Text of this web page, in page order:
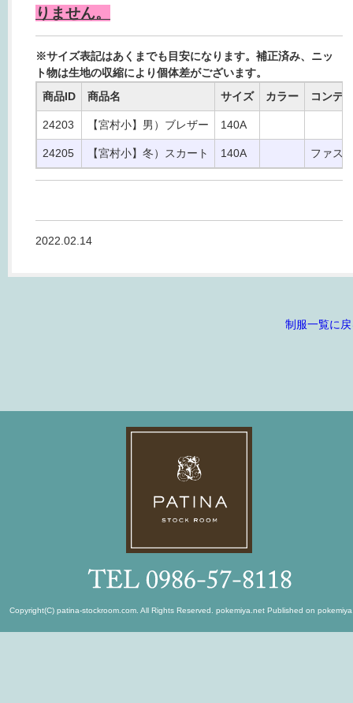
りません。
※サイズ表記はあくまでも目安になります。補正済み、ニッ
ト物は生地の収縮により個体差がございます。
商品ID
商品名 サイズ カラー コンデ
24203 【宮村小】男）ブレザー 140A
24205 【宮村小】冬）スカート 140A ファス
2022.02.14
制服一覧に
Copyright(C) patina-stockroom.com. All Rights Reserved. pokemiya.netPublished on